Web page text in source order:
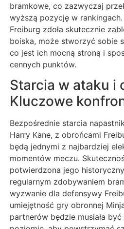
bramkowe, co zazwyczaj
wyższą pozycję w
Freiburg zdoła skutecznie
boiska, może stworzyć sobie
co jest ich mocną stroną i
cennych punktów.
Starcia w ataku i
Kluczowe
Bezpośrednie starcia
Harry Kane, z obrońcami
będą jednymi z najbardziej
momentów meczu.
potwierdzona jego
regularnym zdobywaniem
wyzwanie dla defensywy
umiejętność gry obronnej
partnerów będzie musiała